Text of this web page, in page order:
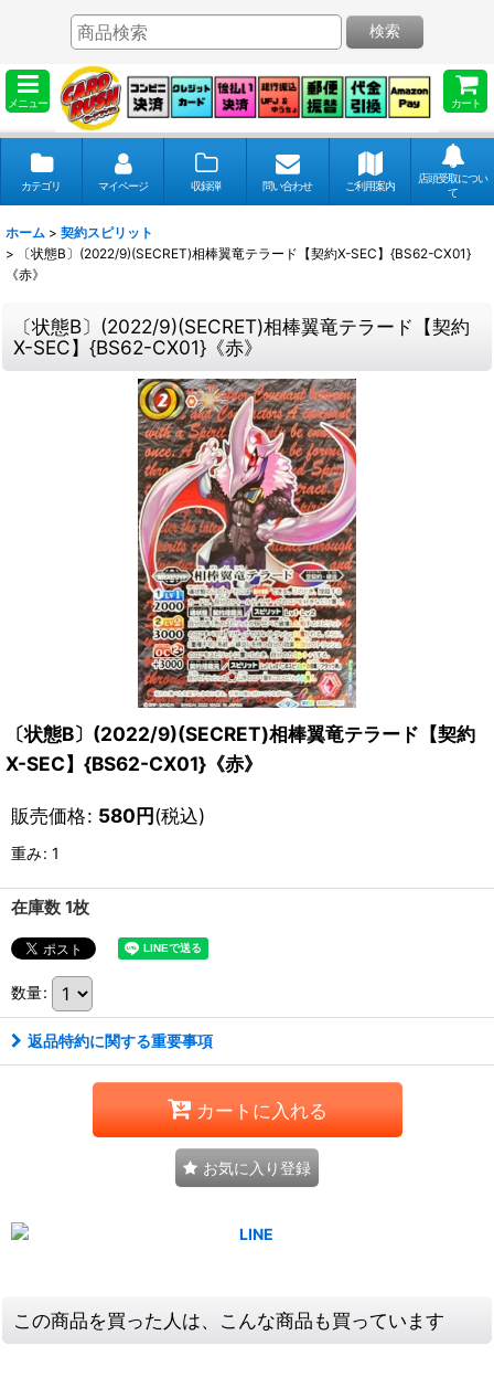
メニュー カート
検索
カテゴリ マイページ 収録弾 問い合わせ ご利用案内
店頭受取につい
て
ホーム > 契約スピリット
>
〔状態B〕(2022/9)(SECRET)相棒翼竜テラード【契約X-SEC】{BS62-CX01}
《赤》
〔状態B〕(2022/9)(SECRET)相棒翼竜テラード【契約
X-SEC】{BS62-CX01}《赤》
〔状態B〕(2022/9)(SECRET)相棒翼竜テラード【契約
X-SEC】{BS62-CX01}《赤》
販売価格: 580円(税込)
重み: 1
在庫数 1枚
数量:
返品特約に関する重要事項
カートに入れる
お気に入り登録
この商品を買った人は、こんな商品も買っています